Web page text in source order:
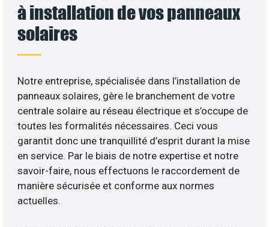
à installation de vos panneaux
solaires
Notre entreprise, spécialisée dans l’installation de
panneaux solaires, gère le branchement de votre
centrale solaire au réseau électrique et s’occupe de
toutes les formalités nécessaires. Ceci vous
garantit donc une tranquillité d’esprit durant la mise
en service. Par le biais de notre expertise et notre
savoir-faire, nous effectuons le raccordement de
manière sécurisée et conforme aux normes
actuelles.